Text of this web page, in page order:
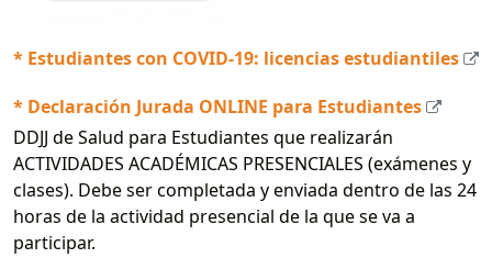
* Estudiantes con COVID-19: licencias estudiantiles
* Declaración Jurada ONLINE para Estudiantes
DDJJ de Salud para Estudiantes que realizarán
ACTIVIDADES ACADÉMICAS PRESENCIALES (exámenes y
clases). Debe ser completada y enviada dentro de las 24
horas de la actividad presencial de la que se va a
participar.